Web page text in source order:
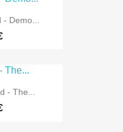
Demo...
- The...